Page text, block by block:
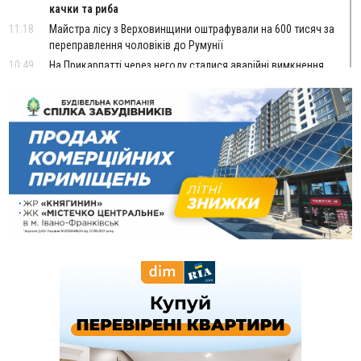
качки та риба
11:18
Майстра лісу з Верховинщини оштрафували на 600 тисяч за
переправлення чоловіків до Румунії
10:49
На Прикарпатті через негоду сталися аварійні вимкнення
10:43
За змову на тендері для Долинської лікарні двох
підприємців оштрафували на 272 тисячі гривень
10:09
Яремчанський суд виніс вирок чоловіку, який у Буковелі
вкрав із супермаркету пляшку віскі за 8,5 тисяч
09:53
В урочищі біля Галича археологи відкопали давньоруську
вагову гирку XII–XIII століть
09:39
У Франківську медики провели серію складних операцій
на аорті
У Богородчанах на "зебрі" водій Audi наїхав на
Загальна площа всіх книгарень України - трохи більше ніж 6
футбольних полів
На "зебрі" у Франківську два мотоциклісти збили жінку